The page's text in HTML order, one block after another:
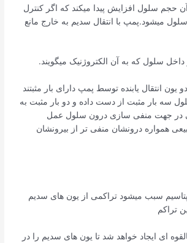
حجم سلول افزایش پیدا میکند که اگر کنترل
میشود.پمپ با انتقال سدیم به خارج مانع
یون انتقال یابنده توسط پمپ دارای بار مثبتند
سه بار مثبت از دست داده و دو بار مثبت به
در جهت منفی سازی درون سلول عمل
همواره درونشان منفی تر از بیرونشان
سبب میشود تراکمی از یون های سدیم
تراکم
ای ایجاد خواهد شد تا یون های سدیم را در